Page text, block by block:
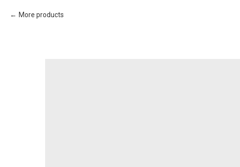
More products